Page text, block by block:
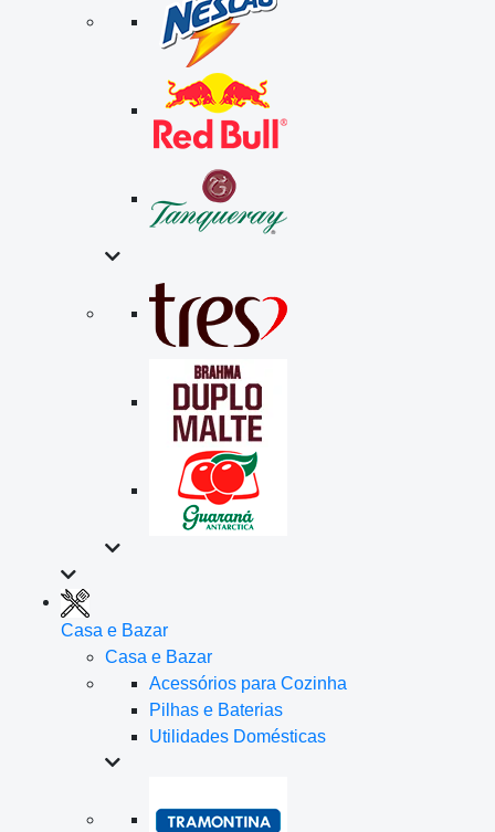
Casa e Bazar
Casa e Bazar
Acessórios para Cozinha
Pilhas e Baterias
Utilidades Domésticas